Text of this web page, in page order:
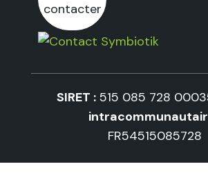
contacter
SIRET :515 085 728
FR54515085728